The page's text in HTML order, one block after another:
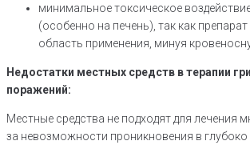
минимальное токсическое
(особенно на печень), так как
область применения, минуя
Недостатки местных средств в терапии
поражений:
Местные средства не подходят для лечения
за невозможности проникновения в